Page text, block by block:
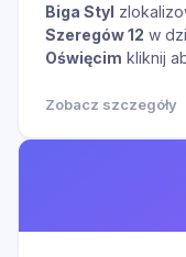
Biga Styl
Szeregów 12 w
Oświęcim kliknij
Zobacz szczegóły